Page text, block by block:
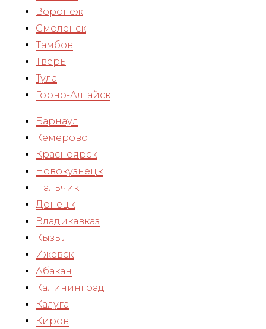
Воронеж
Смоленск
Тамбов
Тверь
Тула
Горно-Алтайск
Барнаул
Кемерово
Красноярск
Новокузнецк
Нальчик
Донецк
Владикавказ
Кызыл
Ижевск
Абакан
Калининград
Калуга
Киров